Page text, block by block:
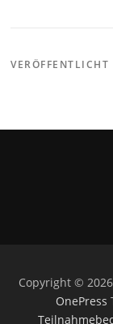
Copyright ©
OnePress